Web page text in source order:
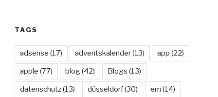
TAGS
adsense (17) adventskalender(13) app (22)
apple (77) blog(42) Blogs (13)
datenschutz(13) düsseldorf(30) em (14)